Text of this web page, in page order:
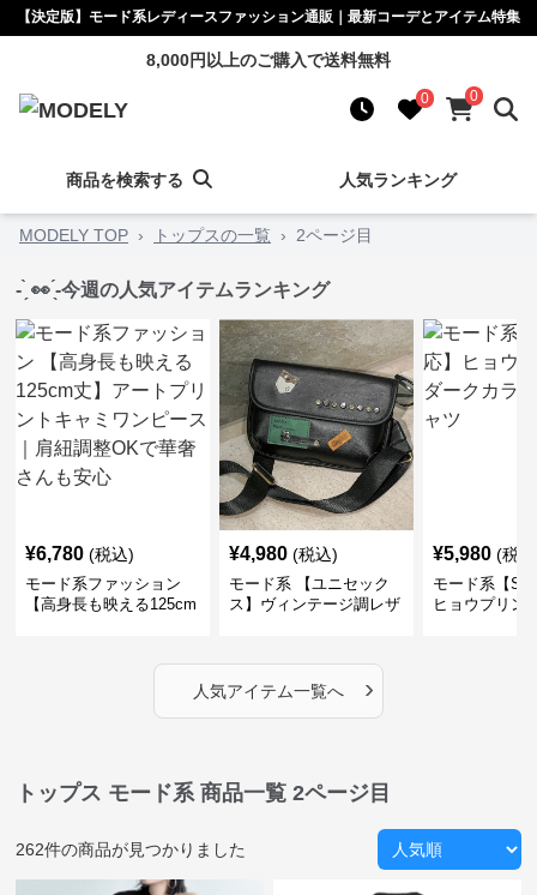
【決定版】モード系レディースファッション通販｜最新コーデとアイテム特集
8,000円以上のご購入で送料無料
0 0
商品を検索する 人気ランキング
MODELY TOP › トップスの一覧 › 2ページ目
- ̗̀ 👀 ̖́-今週の人気アイテムランキング
¥6,780 (税込)
モード系ファッション
【高身長も映える125cm
OKで華奢さんも安心
¥4,980 (税込)
モード系 【ユニセック
ス】ヴィンテージ調レザ
¥5,980 (税
モード系【S
ヒョウプリン
人気アイテム一覧へ ›
トップス モード系 商品一覧 2ページ目
262件の商品が見つかりました